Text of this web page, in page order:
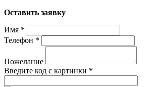
Оставить заявку
Имя *
Телефон *
Пожелание
Введите код с картинки *